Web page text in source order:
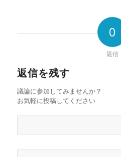
0
返信
返信を残す
議論に参加してみませんか？
お気軽に投稿してください